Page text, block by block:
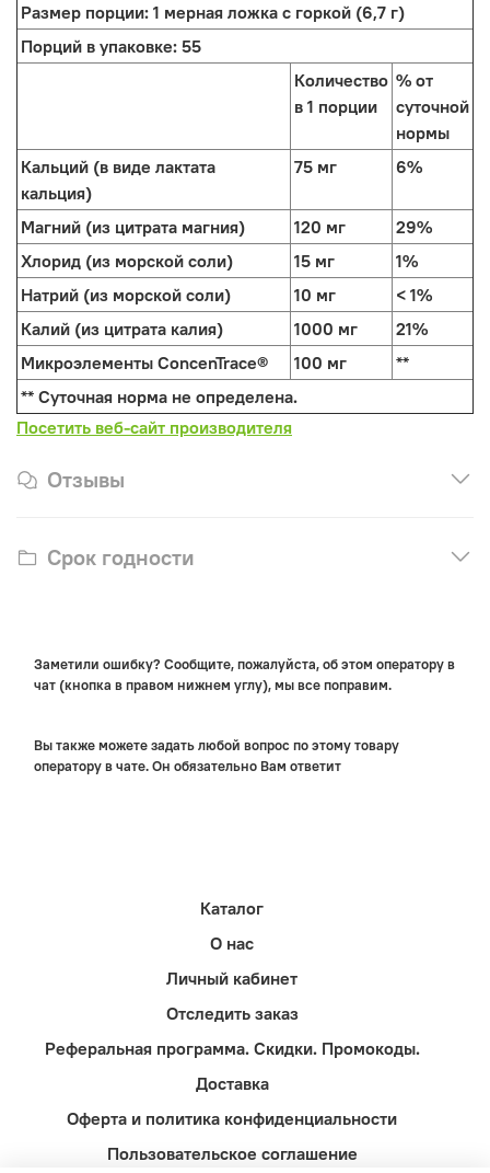
Размер порции: 1 мерная ложка с горкой (6,7 г)
Порций в упаковке: 55
Количество
в 1 порции
% от
суточной
нормы
Кальций (в виде лактата
кальция)
75 мг 6%
Магний (из цитрата магния) 120 мг
29%
Хлорид (из морской соли)
15 мг
1%
Натрий (из морской соли)
10 мг
< 1%
Калий (из цитрата калия)
1000 мг
21%
Микроэлементы ConcenTrace®
100 мг
**
** Суточная норма не определена.
Посетить веб-сайт производителя
Отзывы
Срок годности
Заметили ошибку? Сообщите, пожалуйста, об этом оператору в
чат (кнопка в правом нижнем углу), мы все поправим.
Вы также можете задать любой вопрос по этому товару
оператору в чате. Он обязательно Вам ответит
Каталог
О нас
Личный кабинет
Отследить заказ
Реферальная программа. Скидки. Промокоды.
Доставка
Оферта и политика конфиденциальности
Пользовательское соглашение